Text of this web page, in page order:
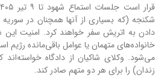
شکنجه (که بسیاری از آنها همچنان در
دادن به اتریش سفر خواهند کرد. امنیت این
خانواده‌های متهمان یا عوامل باقی‌مانده
زندان) را برای هر دو متهم صادر کند.